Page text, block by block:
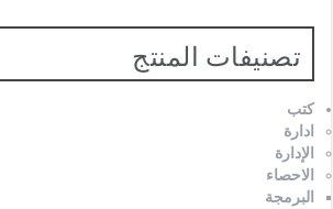
تصنيفات المنتج
كتب
ادارة
الإدارة
الاحصاء
البرمجة